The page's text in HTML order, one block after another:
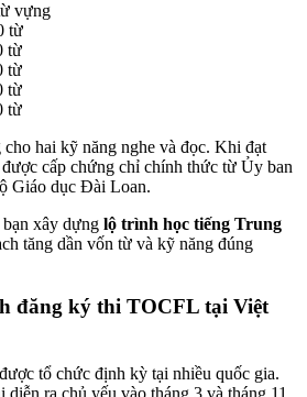
vựng
từ
từ
từ
từ
từ
hai kỹ năng nghe và đọc. Khi đạt
cấp chứng chỉ chính thức từ Ủy ban
Giáo dục Đài Loan.
xây dựng lộ trình học tiếng Trung
tăng dần vốn từ và kỹ năng đúng
đăng ký thi TOCFL tại Việt
tổ chức định kỳ tại nhiều quốc gia.
ra chủ yếu vào tháng 3 và tháng 11